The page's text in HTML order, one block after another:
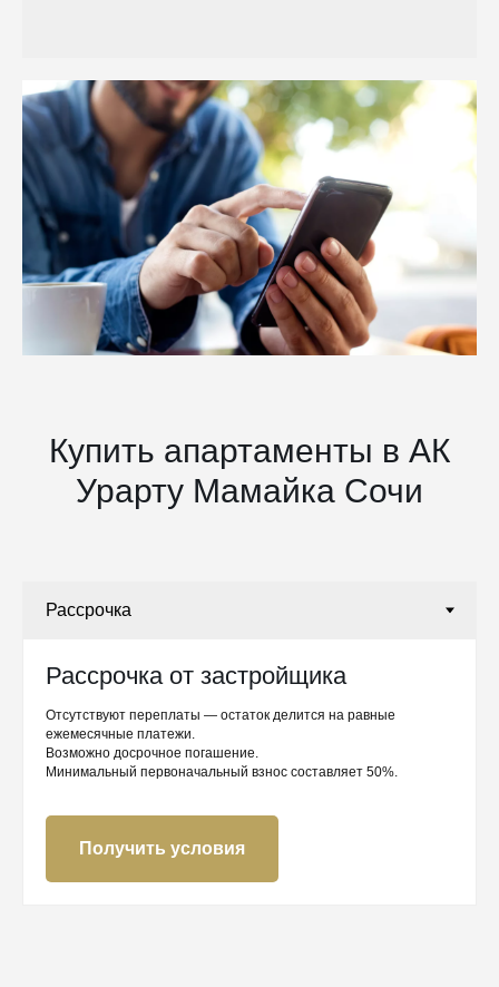
Купить апартаменты в АК
Урарту Мамайка Сочи
Рассрочка от застройщика
Отсутствуют переплаты — остаток делится на равные
ежемесячные платежи.
Возможно досрочное погашение.
Минимальный первоначальный взнос составляет 50%.
Получить условия